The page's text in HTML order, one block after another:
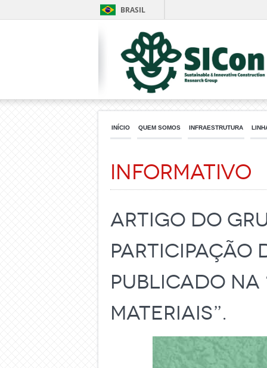
BRASIL
INÍCIO QUEM SOMOS INFRAESTRUTURA
Informativo
Artigo do
participação
publicado na
Materiais”.